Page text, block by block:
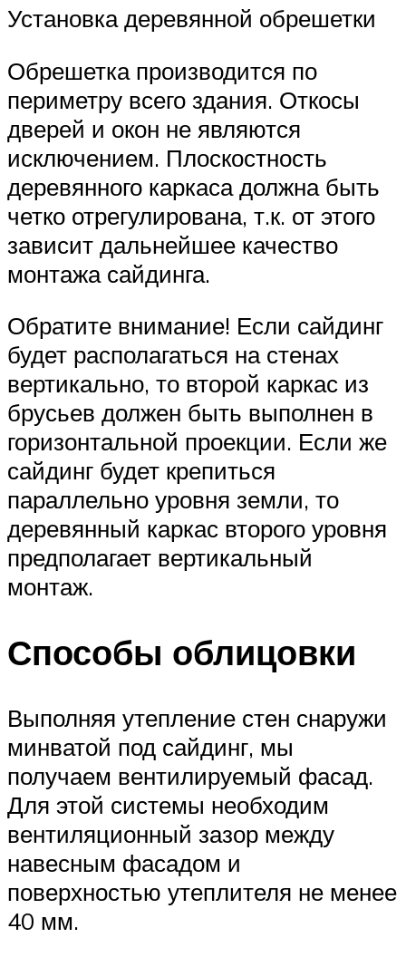
Установка деревянной обрешетки
Обрешетка производится по
периметру всего здания. Откосы
дверей и окон не являются
исключением. Плоскостность
деревянного каркаса должна быть
четко отрегулирована, т.к. от этого
зависит дальнейшее качество
монтажа сайдинга.
Обратите внимание! Если сайдинг
будет располагаться на стенах
вертикально, то второй каркас из
брусьев должен быть выполнен в
горизонтальной проекции. Если же
сайдинг будет крепиться
параллельно уровня земли, то
деревянный каркас второго уровня
предполагает вертикальный
монтаж.
Способы облицовки
Выполняя утепление стен снаружи
минватой под сайдинг, мы
получаем вентилируемый фасад.
Для этой системы необходим
вентиляционный зазор между
навесным фасадом и
поверхностью утеплителя не менее
40 мм.